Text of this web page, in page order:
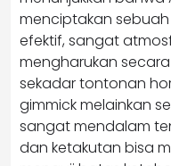
menciptakan
efektif, sangat
mengharukan secara
sekadar tontonan
gimmick melainkan
sangat mendalam
dan ketakutan bisa